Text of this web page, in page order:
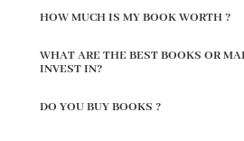
HOW MUCH IS MY BOOK WORTH ?
WHAT ARE THE BEST BOOKS OR
INVEST IN?
DO YOU BUY BOOKS ?